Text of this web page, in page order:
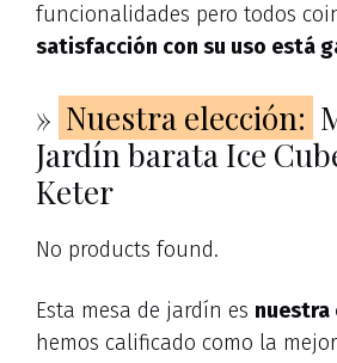
funcionalidades pero todos
satisfacción con su uso está
» Nuestra elección:
Jardín barata Ice
Keter
No products found.
Esta mesa de jardín es nuestra
hemos calificado como la